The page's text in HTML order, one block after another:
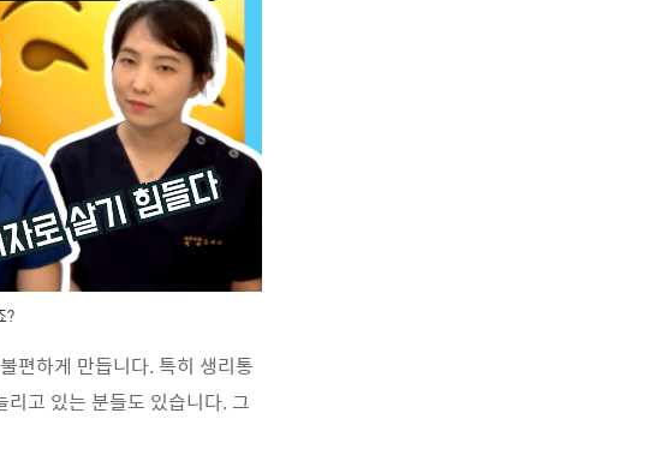
?
편하게 만듭니다. 특히 생리통
고 있는 분들도 있습니다. 그